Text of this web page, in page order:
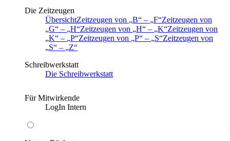
Die Zeitzeugen
ÜbersichtZeitzeugen von B – F Zeitzeugen von
G
– H Zeitzeugen von H – K Zeitzeugen von
K
– P Zeitzeugen von P – S Zeitzeugen von
S
–
Z
Schreibwerkstatt
Die Schreibwerkstatt
Für Mitwirkende
LogIn Intern